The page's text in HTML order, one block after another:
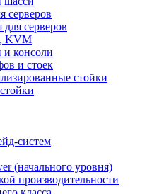
серверов
серверов
KVM
консоли
и стоек
стойки
систем
(начального уровня)
производительности